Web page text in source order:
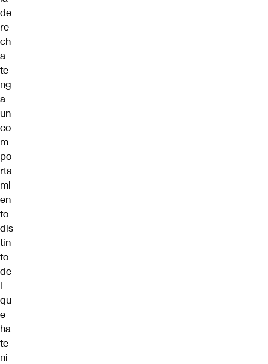
de
re
ch
a
te
ng
a
un
co
m
po
rta
mi
en
to
dis
tin
to
de
l
qu
e
ha
te
ni